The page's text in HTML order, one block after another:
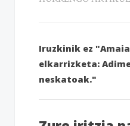
Iruzkinik ez
elkarrizketa:
neskatoak."